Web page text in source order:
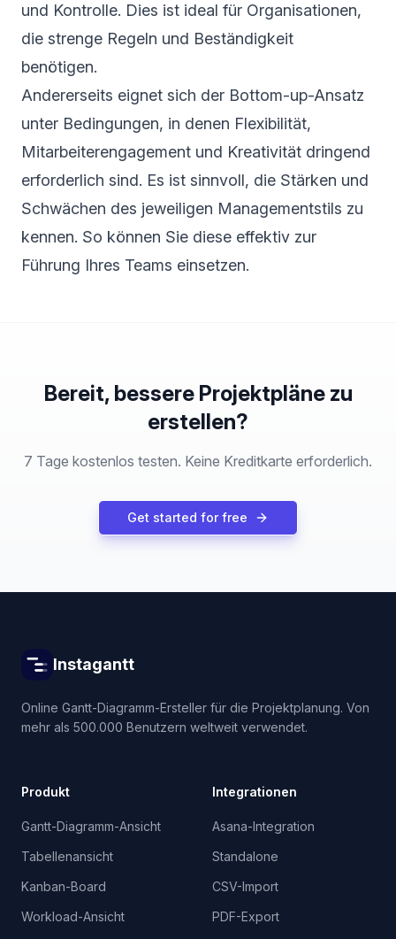
und Kontrolle. Dies ist ideal für Organisationen,
die strenge Regeln und Beständigkeit
benötigen.
Andererseits eignet sich der Bottom-up-Ansatz
unter Bedingungen, in denen Flexibilität,
Mitarbeiterengagement und Kreativität dringend
erforderlich sind. Es ist sinnvoll, die Stärken und
Schwächen des jeweiligen Managementstils zu
kennen. So können Sie diese effektiv zur
Führung Ihres Teams einsetzen.
Bereit, bessere Projektpläne zu
erstellen?
7 Tage kostenlos testen. Keine Kreditkarte erforderlich.
Get started for free
Instagantt
Online Gantt-Diagramm-Ersteller für die Projektplanung. Von
mehr als 500.000 Benutzern weltweit verwendet.
Produkt
Gantt-Diagramm-Ansicht
Tabellenansicht
Kanban-Board
Workload-Ansicht
Integrationen
Asana-Integration
Standalone
CSV-Import
PDF-Export